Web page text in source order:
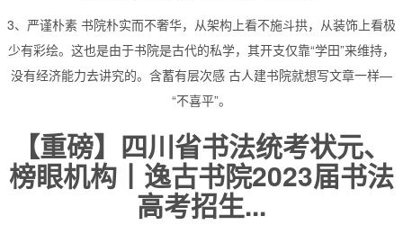
3、严谨朴素 书院朴实而不奢华，从架构上看不施斗拱，从装饰上看极
少有彩绘。这也是由于书院是古代的私学，其开支仅靠“学田”来维持，
没有经济能力去讲究的。含蓄有层次感 古人建书院就想写文章一样—
“不喜平”。
【重磅】四川省书法统考状元、
榜眼机构丨逸古书院2023届书法
高考招生...